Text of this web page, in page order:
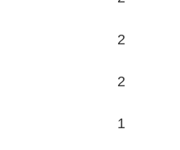
2
2
1